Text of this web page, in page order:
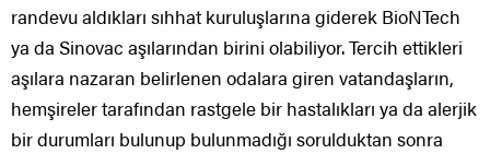
randevu aldıkları sıhhat kuruluşlarına giderek BioNTech
ya da Sinovac aşılarından birini olabiliyor. Tercih ettikleri
aşılara nazaran belirlenen odalara giren vatandaşların,
hemşireler tarafından rastgele bir hastalıkları ya da alerjik
bir durumları bulunup bulunmadığı sorulduktan sonra